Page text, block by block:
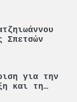
για την
και τη
περνά